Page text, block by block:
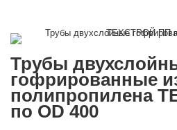
Трубы
гофрированные
полипропилена
по OD 400